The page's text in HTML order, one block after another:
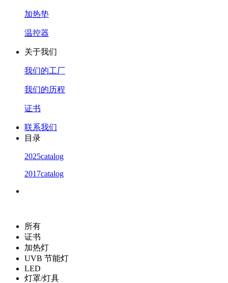
加热垫
温控器
关于我们
我们的工厂
我们的历程
证书
联系我们
目录
2025catalog
2017catalog
所有
证书
加热灯
UVB 节能灯
LED
灯罩/灯具